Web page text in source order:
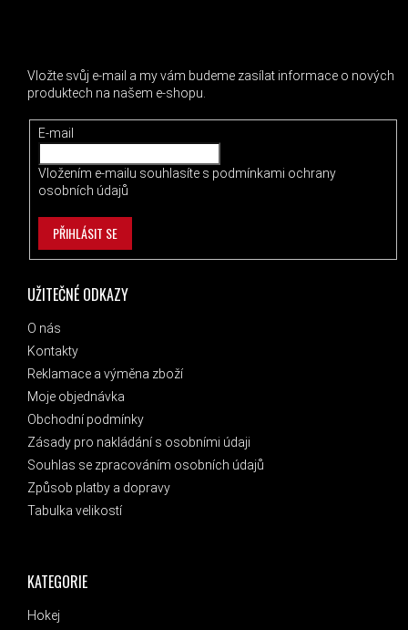
KATEGORIE
Hokej
UŽITEČNÉ ODKAZY
O nás
Kontakty
Reklamace a výměna zboží
Moje objednávka
Obchodní podmínky
Zásady pro nakládání s osobními údaji
Souhlas se zpracováním osobních údajů
Způsob platby a dopravy
Tabulka velikostí
Vložte svůj e-mail a my vám budeme zasílat informace o nových
produktech na našem e-shopu.
E-mail
Vložením e-mailu souhlasíte s podmínkami ochrany
osobních údajů
PŘIHLÁSIT SE